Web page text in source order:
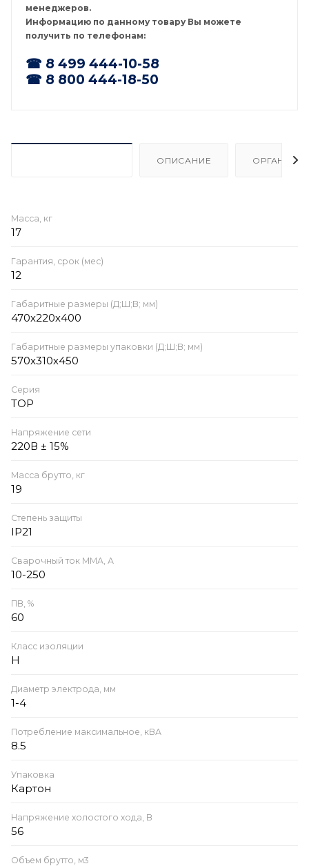
менеджеров.
Информацию по данному товару Вы можете
получить по телефонам:
☎ 8 499 444-10-58
☎ 8 800 444-18-50
ОПИСАНИЕ
Масса, кг
17
Гарантия, срок (мес)
12
Габаритные размеры (Д;Ш;В; мм)
470х220х400
Габаритные размеры упаковки (Д;Ш;В; мм)
570х310х450
Серия
TOP
Напряжение сети
220В ± 15%
Масса брутто, кг
19
Степень защиты
IP21
Сварочный ток ММА, А
10-250
ПВ, %
60
Класс изоляции
H
Диаметр электрода, мм
1-4
Потребление максимальное, кВА
8.5
Упаковка
Картон
Напряжение холостого хода, В
56
Объем брутто, м3